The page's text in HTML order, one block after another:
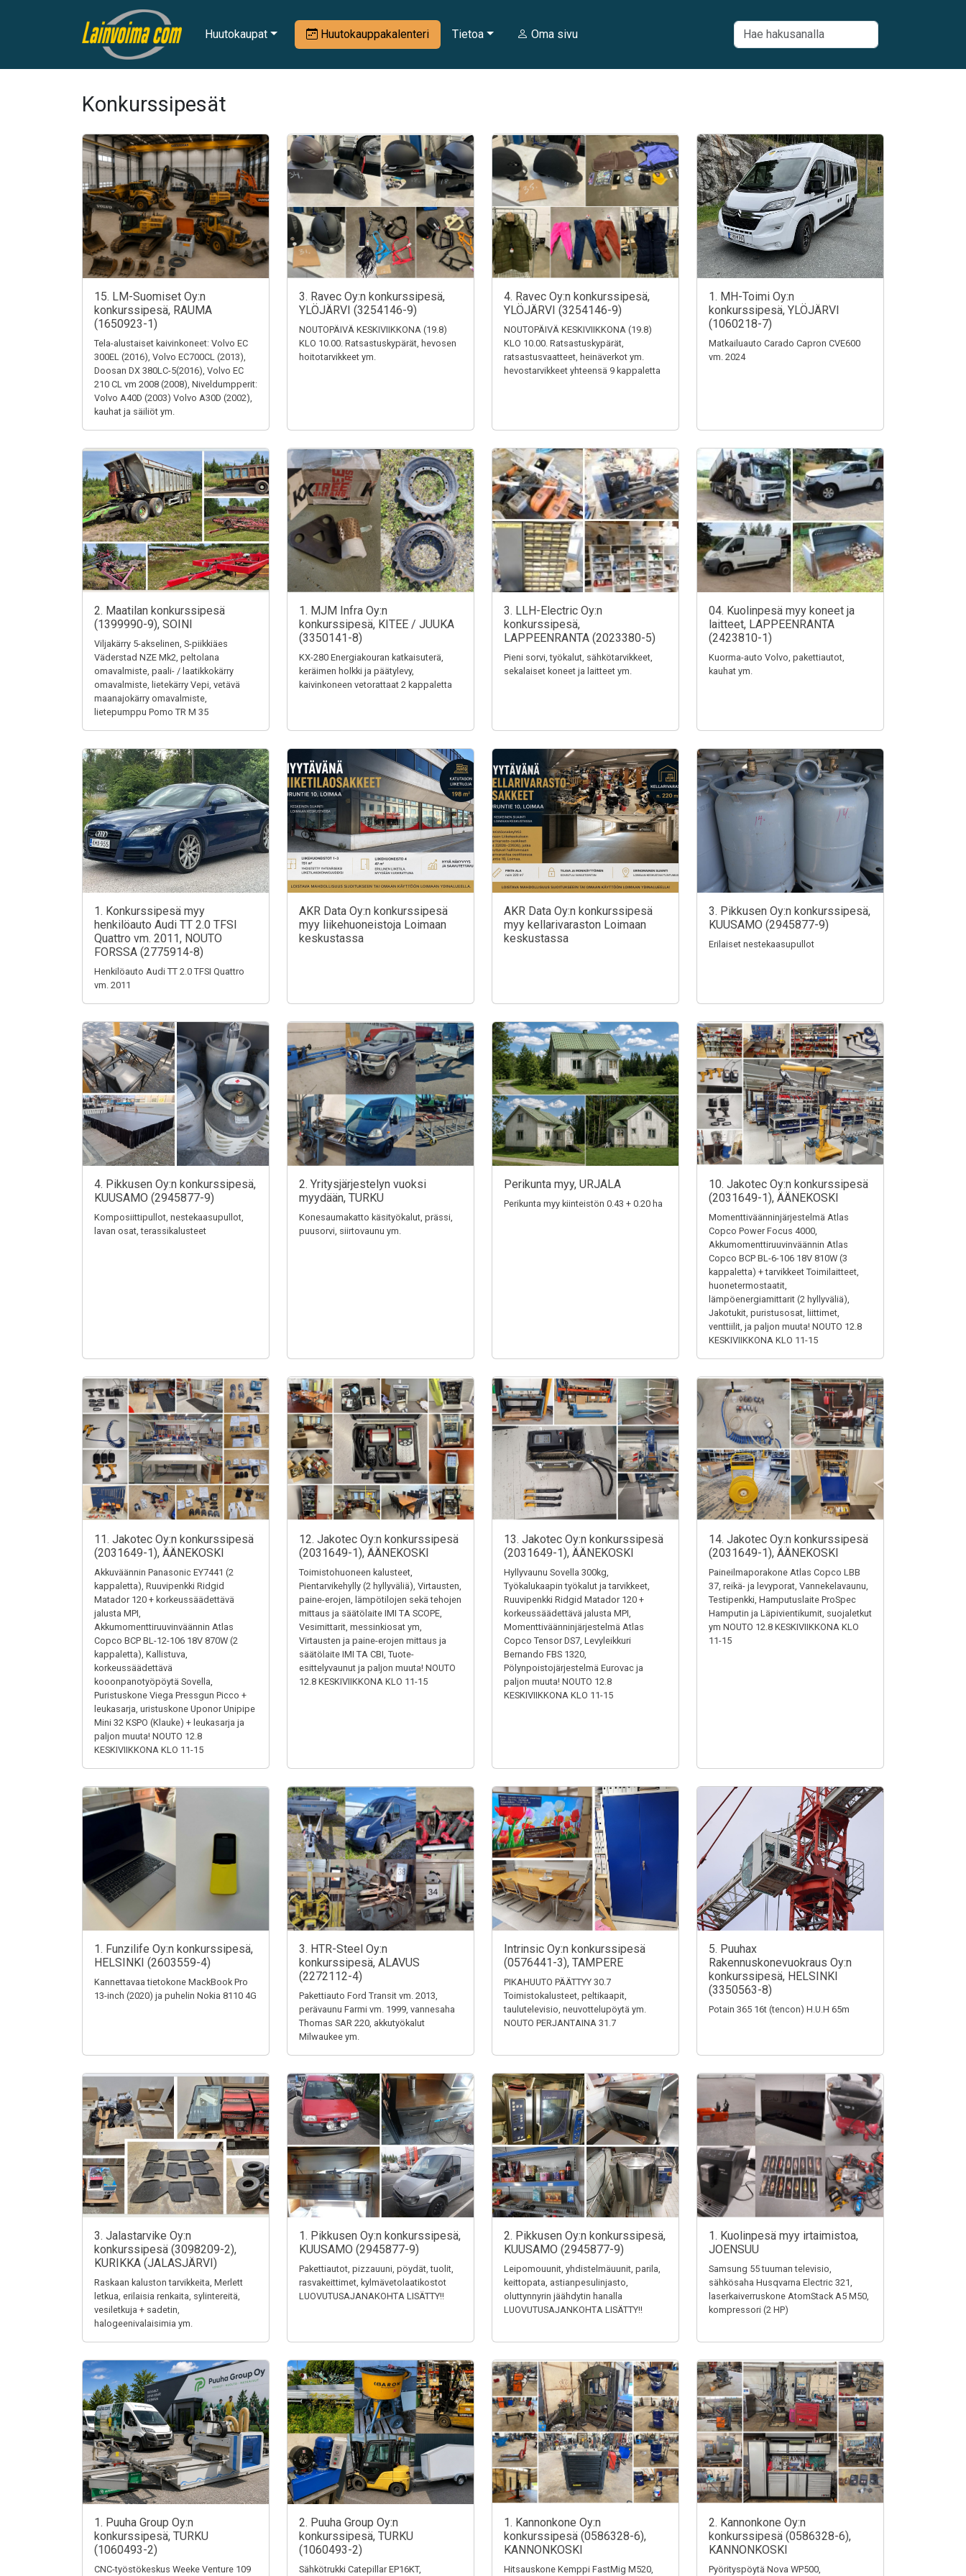
Huutokaupat Huutokauppakalenteri Tietoa Oma sivu
Konkurssipesät
15. LM-Suomiset Oy:n
konkurssipesä, RAUMA
(1650923-1)
Tela-alustaiset kaivinkoneet: Volvo EC
300EL (2016), Volvo EC700CL (2013),
Doosan DX 380LC-5(2016), Volvo EC
210 CL vm 2008 (2008), Niveldumpperit:
Volvo A40D (2003) Volvo A30D (2002),
kauhat ja säiliöt ym.
3. Ravec Oy:n konkurssipesä,
YLÖJÄRVI (3254146-9)
NOUTOPÄIVÄ KESKIVIIKKONA (19.8)
KLO 10.00. Ratsastuskypärät, hevosen
hoitotarvikkeet ym.
4. Ravec Oy:n konkurssipesä,
YLÖJÄRVI (3254146-9)
NOUTOPÄIVÄ KESKIVIIKKONA (19.8)
KLO 10.00. Ratsastuskypärät,
ratsastusvaatteet, heinäverkot ym.
hevostarvikkeet yhteensä 9 kappaletta
1. MH-Toimi Oy:n
konkurssipesä, YLÖJÄRVI
(1060218-7)
Matkailuauto Carado Capron CVE600
vm. 2024
2. Maatilan konkurssipesä
(1399990-9), SOINI
Viljakärry 5-akselinen, S-piikkiäes
Väderstad NZE Mk2, peltolana
omavalmiste, paali- / laatikkokärry
omavalmiste, lietekärry Vepi, vetävä
maanajokärry omavalmiste,
lietepumppu Pomo TR M 35
1. MJM Infra Oy:n
konkurssipesä, KITEE / JUUKA
(3350141-8)
KX-280 Energiakouran katkaisuterä,
keräimen holkki ja päätylevy,
kaivinkoneen vetorattaat 2 kappaletta
3. LLH-Electric Oy:n
konkurssipesä,
LAPPEENRANTA (2023380-5)
Pieni sorvi, työkalut, sähkötarvikkeet,
sekalaiset koneet ja laitteet ym.
04. Kuolinpesä myy koneet ja
laitteet, LAPPEENRANTA
(2423810-1)
Kuorma-auto Volvo, pakettiautot,
kauhat ym.
1. Konkurssipesä myy
henkilöauto Audi TT 2.0 TFSI
Quattro vm. 2011, NOUTO
FORSSA (2775914-8)
Henkilöauto Audi TT 2.0 TFSI Quattro
vm. 2011
AKR Data Oy:n konkurssipesä
myy liikehuoneistoja Loimaan
keskustassa
AKR Data Oy:n konkurssipesä
myy kellarivaraston Loimaan
keskustassa
3. Pikkusen Oy:n konkurssipesä,
KUUSAMO (2945877-9)
Erilaiset nestekaasupullot
4. Pikkusen Oy:n konkurssipesä,
KUUSAMO (2945877-9)
Komposiittipullot, nestekaasupullot,
lavan osat, terassikalusteet
2. Yritysjärjestelyn vuoksi
myydään, TURKU
Konesaumakatto käsityökalut, prässi,
puusorvi, siirtovaunu ym.
Perikunta myy, URJALA
Perikunta myy kiinteistön 0.43 + 0.20 ha
10. Jakotec Oy:n konkurssipesä
(2031649-1), ÄÄNEKOSKI
Momenttiväänninjärjestelmä Atlas
Copco Power Focus 4000,
Akkumomenttiruuvinväännin Atlas
Copco BCP BL-6-106 18V 810W (3
kappaletta) + tarvikkeet Toimilaitteet,
huonetermostaatit,
lämpöenergiamittarit (2 hyllyväliä),
Jakotukit, puristusosat, liittimet,
venttiilit, ja paljon muuta! NOUTO 12.8
KESKIVIIKKONA KLO 11-15
11. Jakotec Oy:n konkurssipesä
(2031649-1), ÄÄNEKOSKI
Akkuväännin Panasonic EY7441 (2
kappaletta), Ruuvipenkki Ridgid
Matador 120 + korkeussäädettävä
jalusta MPI,
Akkumomenttiruuvinväännin Atlas
Copco BCP BL-12-106 18V 870W (2
kappaletta), Kallistuva,
korkeussäädettävä
kooonpanotyöpöytä Sovella,
Puristuskone Viega Pressgun Picco +
leukasarja, uristuskone Uponor Unipipe
Mini 32 KSPO (Klauke) + leukasarja ja
paljon muuta! NOUTO 12.8
KESKIVIIKKONA KLO 11-15
12. Jakotec Oy:n konkurssipesä
(2031649-1), ÄÄNEKOSKI
Toimistohuoneen kalusteet,
Pientarvikehylly (2 hyllyväliä), Virtausten,
paine-erojen, lämpötilojen sekä tehojen
mittaus ja säätölaite IMI TA SCOPE,
Vesimittarit, messinkiosat ym,
Virtausten ja paine-erojen mittaus ja
säätölaite IMI TA CBI, Tuote-
esittelyvaunut ja paljon muuta! NOUTO
12.8 KESKIVIIKKONA KLO 11-15
13. Jakotec Oy:n konkurssipesä
(2031649-1), ÄÄNEKOSKI
Hyllyvaunu Sovella 300kg,
Työkalukaapin työkalut ja tarvikkeet,
Ruuvipenkki Ridgid Matador 120 +
korkeussäädettävä jalusta MPI,
Momenttiväänninjärjestelmä Atlas
Copco Tensor DS7, Levyleikkuri
Bernando FBS 1320,
Pölynpoistojärjestelmä Eurovac ja
paljon muuta! NOUTO 12.8
KESKIVIIKKONA KLO 11-15
14. Jakotec Oy:n konkurssipesä
(2031649-1), ÄÄNEKOSKI
Paineilmaporakone Atlas Copco LBB
37, reikä- ja levyporat, Vannekelavaunu,
Testipenkki, Hamputuslaite ProSpec
Hamputin ja Läpivientikumit, suojaletkut
ym NOUTO 12.8 KESKIVIIKKONA KLO
11-15
1. Funzilife Oy:n konkurssipesä,
HELSINKI (2603559-4)
Kannettavaa tietokone MackBook Pro
13-inch (2020) ja puhelin Nokia 8110 4G
3. HTR-Steel Oy:n
konkurssipesä, ALAVUS
(2272112-4)
Pakettiauto Ford Transit vm. 2013,
perävaunu Farmi vm. 1999, vannesaha
Thomas SAR 220, akkutyökalut
Milwaukee ym.
Intrinsic Oy:n konkurssipesä
(0576441-3), TAMPERE
PIKAHUUTO PÄÄTTYY 30.7
Toimistokalusteet, peltikaapit,
taulutelevisio, neuvottelupöytä ym.
NOUTO PERJANTAINA 31.7
5. Puuhax
Rakennuskonevuokraus Oy:n
konkurssipesä, HELSINKI
(3350563-8)
Potain 365 16t (tencon) H.U.H 65m
3. Jalastarvike Oy:n
konkurssipesä (3098209-2),
KURIKKA (JALASJÄRVI)
Raskaan kaluston tarvikkeita, Merlett
letkua, erilaisia renkaita, sylintereitä,
vesiletkuja + sadetin,
halogeenivalaisimia ym.
1. Pikkusen Oy:n konkurssipesä,
KUUSAMO (2945877-9)
Pakettiautot, pizzauuni, pöydät, tuolit,
rasvakeittimet, kylmävetolaatikostot
LUOVUTUSAJANAKOHTA LISÄTTY!!
2. Pikkusen Oy:n konkurssipesä,
KUUSAMO (2945877-9)
Leipomouunit, yhdistelmäuunit, parila,
keittopata, astianpesulinjasto,
oluttynnyrin jäähdytin hanalla
LUOVUTUSAJANKOHTA LISÄTTY!!
1. Kuolinpesä myy irtaimistoa,
JOENSUU
Samsung 55 tuuman televisio,
sähkösaha Husqvarna Electric 321,
laserkaiverruskone AtomStack A5 M50,
kompressori (2 HP)
1. Puuha Group Oy:n
konkurssipesä, TURKU
(1060493-2)
CNC-työstökeskus Weeke Venture 109
2. Puuha Group Oy:n
konkurssipesä, TURKU
(1060493-2)
Sähkötrukki Catepillar EP16KT,
1. Kannonkone Oy:n
konkurssipesä (0586328-6),
KANNONKOSKI
Hitsauskone Kemppi FastMig M520,
2. Kannonkone Oy:n
konkurssipesä (0586328-6),
KANNONKOSKI
Pyörityspöytä Nova WP500,